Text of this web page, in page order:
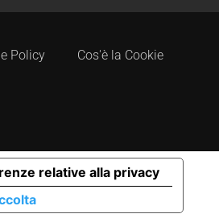
Policy
Cos'è la Cookie
relative alla privacy